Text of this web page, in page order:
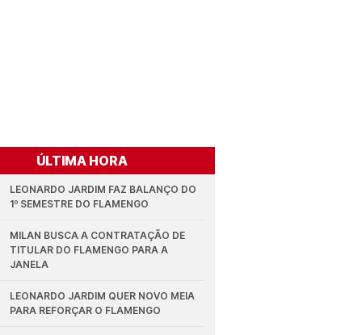
ÚLTIMA HORA
LEONARDO JARDIM FAZ BALANÇO DO
1º SEMESTRE DO FLAMENGO
MILAN BUSCA A CONTRATAÇÃO DE
TITULAR DO FLAMENGO PARA A
JANELA
LEONARDO JARDIM QUER NOVO MEIA
PARA REFORÇAR O FLAMENGO